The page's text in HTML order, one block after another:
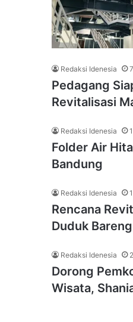
Redaksi Idenesia
Pedagang
Revitalisasi
Redaksi Idenesia
Folder Air
Bandung
Redaksi Idenesia
Rencana
Duduk Bareng
Redaksi Idenesia
Dorong
Wisata,